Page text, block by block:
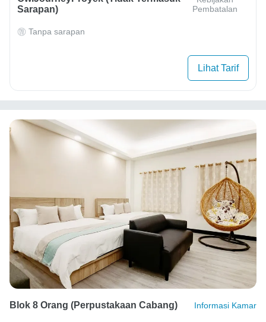
Sarapan)
Pembatalan
Tanpa sarapan
Lihat Tarif
Blok 8 Orang (perpustakaan Cabang) Informasi Kamar